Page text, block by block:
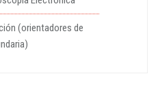
(orientadores de